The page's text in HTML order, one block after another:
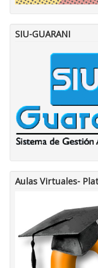
SIU-GUARANI
Aulas Virtuales-